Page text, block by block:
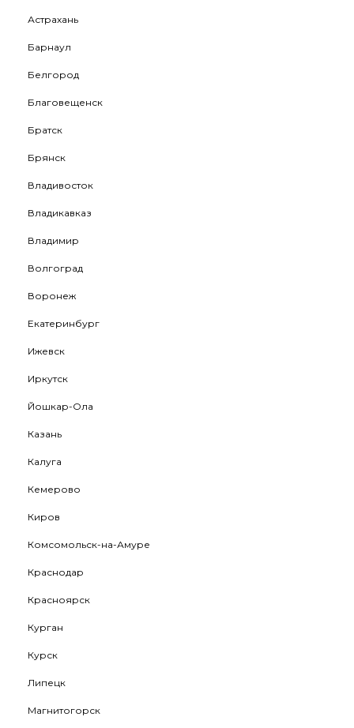
Астрахань
Барнаул
Белгород
Благовещенск
Братск
Брянск
Владивосток
Владикавказ
Владимир
Волгоград
Воронеж
Екатеринбург
Ижевск
Иркутск
Йошкар-Ола
Казань
Калуга
Кемерово
Киров
Комсомольск-на-Амуре
Краснодар
Красноярск
Курган
Курск
Липецк
Магнитогорск